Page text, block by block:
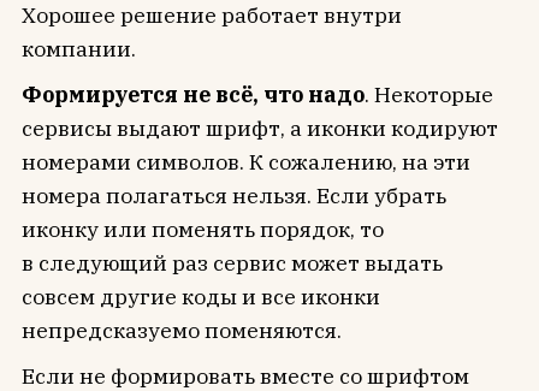
Хорошее решение работает внутри
компании.
Формируется не всё, что надо. Некоторые
сервисы выдают шрифт, а иконки кодируют
номерами символов. К сожалению, на эти
номера полагаться нельзя. Если убрать
иконку или поменять порядок, то
в следующий раз сервис может выдать
совсем другие коды и все иконки
непредсказуемо поменяются.
Если не формировать вместе со шрифтом